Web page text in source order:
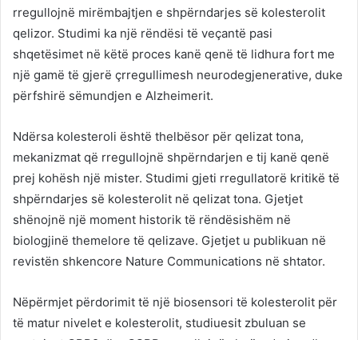
rregullojnë mirëmbajtjen e shpërndarjes së kolesterolit
qelizor. Studimi ka një rëndësi të veçantë pasi
shqetësimet në këtë proces kanë qenë të lidhura fort me
një gamë të gjerë çrregullimesh neurodegjenerative, duke
përfshirë sëmundjen e Alzheimerit.
Ndërsa kolesteroli është thelbësor për qelizat tona,
mekanizmat që rregullojnë shpërndarjen e tij kanë qenë
prej kohësh një mister. Studimi gjeti rregullatorë kritikë të
shpërndarjes së kolesterolit në qelizat tona. Gjetjet
shënojnë një moment historik të rëndësishëm në
biologjinë themelore të qelizave. Gjetjet u publikuan në
revistën shkencore Nature Communications në shtator.
Nëpërmjet përdorimit të një biosensori të kolesterolit për
të matur nivelet e kolesterolit, studiuesit zbuluan se